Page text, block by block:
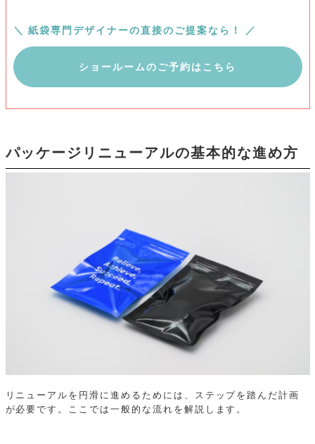
＼ 紙袋専門デザイナーの直接のご提案なら！ ／
ショールームのご予約はこちら
パッケージリニューアルの基本的な進め方
リニューアルを円滑に進めるためには、ステップを踏んだ計画
が必要です。ここでは一般的な流れを解説します。